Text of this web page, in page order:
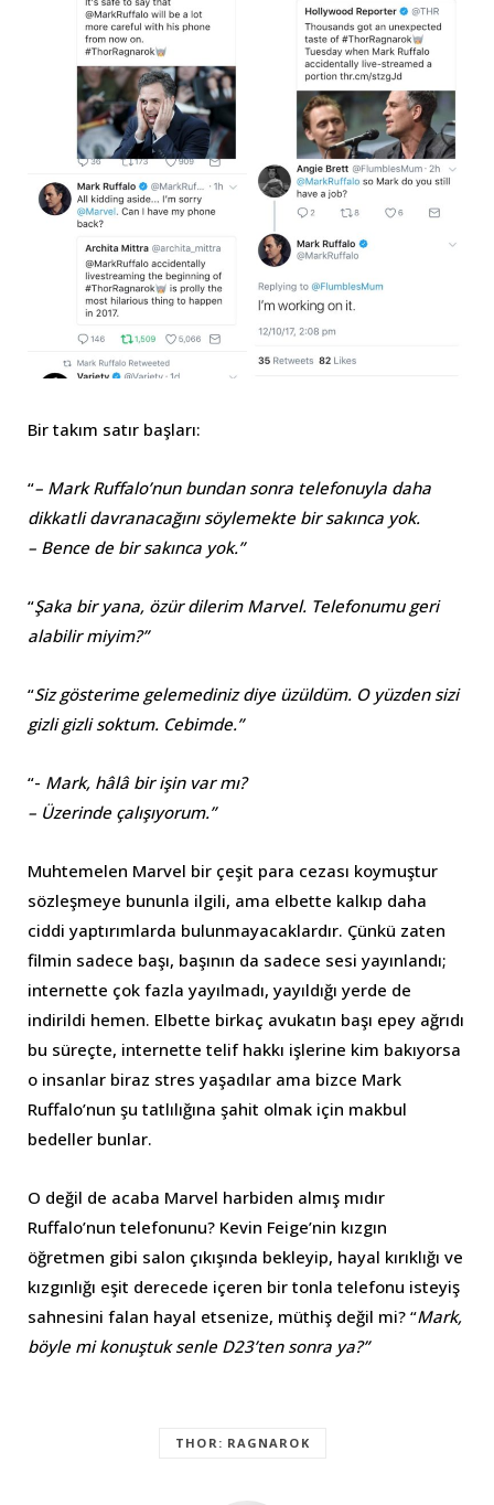
Bir takım satır başları:
“– Mark Ruffalo’nun bundan sonra telefonuyla daha
dikkatli davranacağını söylemekte bir sakınca yok.
– Bence de bir sakınca yok.”
“Şaka bir yana, özür dilerim Marvel. Telefonumu geri
alabilir miyim?”
“Siz gösterime gelemediniz diye üzüldüm. O yüzden sizi
gizli gizli soktum. Cebimde.”
“- Mark, hâlâ bir işin var mı?
– Üzerinde çalışıyorum.”
Muhtemelen Marvel bir çeşit para cezası koymuştur
sözleşmeye bununla ilgili, ama elbette kalkıp daha
ciddi yaptırımlarda bulunmayacaklardır. Çünkü zaten
filmin sadece başı, başının da sadece sesi yayınlandı;
internette çok fazla yayılmadı, yayıldığı yerde de
indirildi hemen. Elbette birkaç avukatın başı epey ağrıdı
bu süreçte, internette telif hakkı işlerine kim bakıyorsa
o insanlar biraz stres yaşadılar ama bizce Mark
Ruffalo’nun şu tatlılığına şahit olmak için makbul
bedeller bunlar.
O değil de acaba Marvel harbiden almış mıdır
Ruffalo’nun telefonunu? Kevin Feige’nin kızgın
öğretmen gibi salon çıkışında bekleyip, hayal kırıklığı ve
kızgınlığı eşit derecede içeren bir tonla telefonu isteyiş
sahnesini falan hayal etsenize, müthiş değil mi? “Mark,
böyle mi konuştuk senle D23’ten sonra ya?”
THOR: RAGNAROK